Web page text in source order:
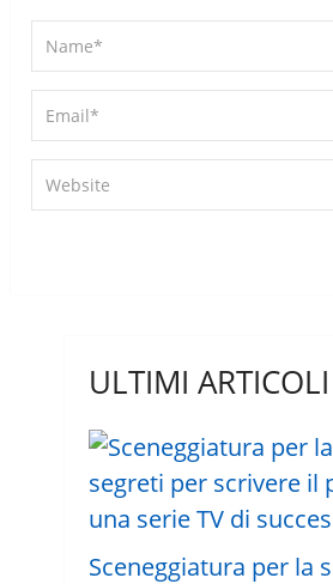
ULTIMI ARTICOLI
Sceneggiatura per la